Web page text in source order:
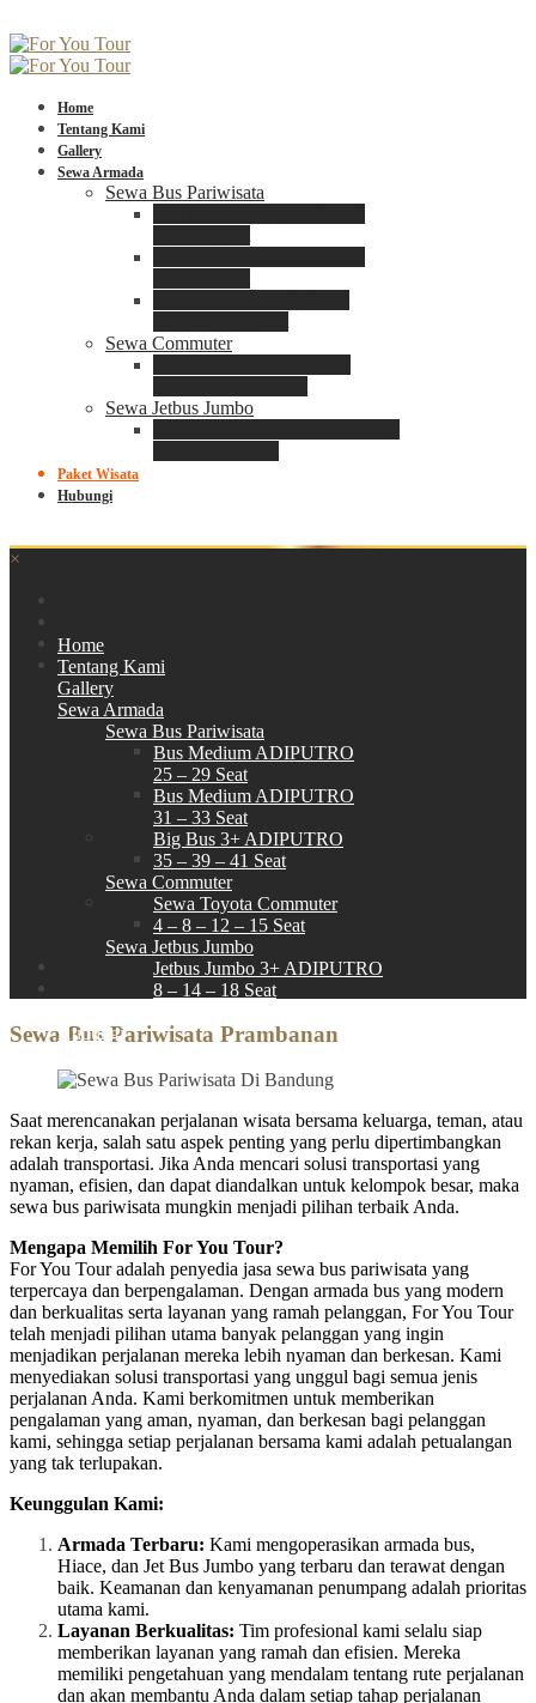
Home
Tentang Kami
Gallery
Sewa Armada
Sewa Bus Pariwisata
Sewa Commuter
Sewa Jetbus Jumbo
Paket Wisata
Hubungi
×
Home
Tentang Kami
Gallery
Sewa Armada
Sewa Bus Pariwisata
Bus Medium ADIPUTRO
25 – 29 Seat
Bus Medium ADIPUTRO
31 – 33 Seat
Big Bus 3+ ADIPUTRO
35 – 39 – 41 Seat
Sewa Commuter
Sewa Toyota Commuter
4 – 8 – 12 – 15 Seat
Sewa Jetbus Jumbo
Jetbus Jumbo 3+ ADIPUTRO
8 – 14 – 18 Seat
Hubungi
Sewa Bus Pariwisata Prambanan
Saat merencanakan perjalanan wisata bersama keluarga, teman, atau
rekan kerja, salah satu aspek penting yang perlu dipertimbangkan
adalah transportasi. Jika Anda mencari solusi transportasi yang
nyaman, efisien, dan dapat diandalkan untuk kelompok besar, maka
sewa bus pariwisata mungkin menjadi pilihan terbaik Anda.
Mengapa Memilih For You Tour?
For You Tour adalah penyedia jasa sewa bus pariwisata yang
terpercaya dan berpengalaman. Dengan armada bus yang modern
dan berkualitas serta layanan yang ramah pelanggan, For You Tour
telah menjadi pilihan utama banyak pelanggan yang ingin
menjadikan perjalanan mereka lebih nyaman dan berkesan. Kami
menyediakan solusi transportasi yang unggul bagi semua jenis
perjalanan Anda. Kami berkomitmen untuk memberikan
pengalaman yang aman, nyaman, dan berkesan bagi pelanggan
kami, sehingga setiap perjalanan bersama kami adalah petualangan
yang tak terlupakan.
Keunggulan Kami:
Armada Terbaru: Kami mengoperasikan armada bus,
Hiace, dan Jet Bus Jumbo yang terbaru dan terawat dengan
baik. Keamanan dan kenyamanan penumpang adalah prioritas
utama kami.
Layanan Berkualitas: Tim profesional kami selalu siap
memberikan layanan yang ramah dan efisien. Mereka
memiliki pengetahuan yang mendalam tentang rute perjalanan
dan akan membantu Anda dalam setiap tahap perjalanan